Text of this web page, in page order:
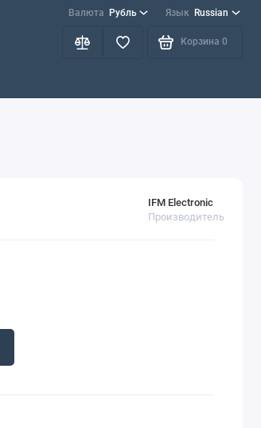
Валюта Рубль Язык Russian
Корзина 0
IFM Electronic
Производитель